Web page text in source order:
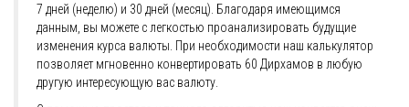
7 дней (неделю) и 30 дней (месяц). Благодаря имеющимся
данным, вы можете с легкостью проанализировать будущие
изменения курса валюты. При необходимости наш калькулятор
позволяет мгновенно конвертировать 60 Дирхамов в любую
другую интересующую вас валюту.